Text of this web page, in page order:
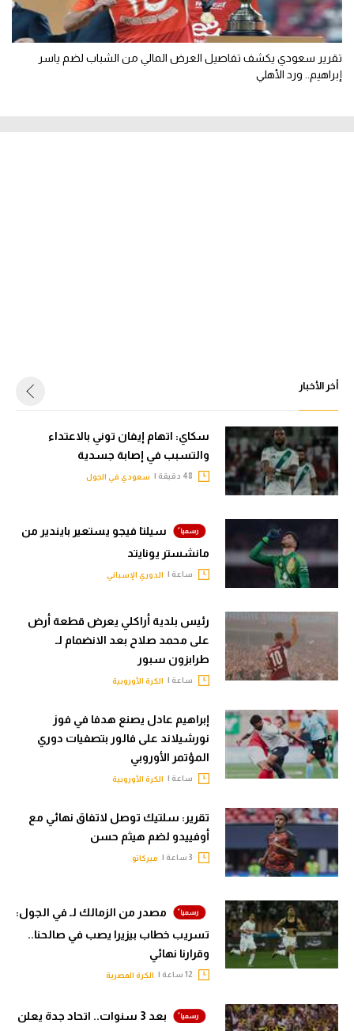
تقرير سعودي يكشف تفاصيل العرض المالي من الشباب لضم ياسر
إبراهيم.. ورد الأهلي
أخر الأخبار
سكاي: اتهام إيفان توني بالاعتداء
والتسبب في إصابة جسدية
سعودي في الجول
سيلتا فيجو يستعير بايندير من
مانشستر يونايتد
ساعة | الدوري الإسباني
رئيس بلدية أراكلي يعرض قطعة أرض
على محمد صلاح بعد الانضمام لـ
طرابزون سبور
ساعة | الكرة الأوروبية
إبراهيم عادل يصنع هدفا في فوز
نورشيلاند على فالور بتصفيات دوري
المؤتمر الأوروبي
ساعة | الكرة الأوروبية
تقرير: سلتيك توصل لاتفاق نهائي مع
أوفييدو لضم هيثم حسن
ميركاتو
مصدر من الزمالك لـ في الجول:
تسريب خطاب بيزيرا يصب في صالحنا..
وقرارنا نهائي
الكرة المصرية
بعد 3 سنوات.. اتحاد جدة يعلن